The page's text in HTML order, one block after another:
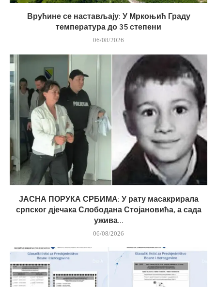
Врућине се настављају: У Мркоњић Граду
температура до 35 степени
06/08/2026
ЈАСНА ПОРУКА СРБИМА: У рату масакрирала
српског дјечака Слободана Стојановића, а сада
ужива...
06/08/2026